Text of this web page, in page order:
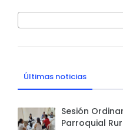
Últimas noticias
Sesión
Parroquial